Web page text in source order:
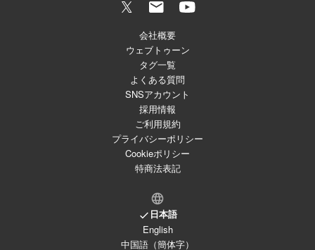
会社概要
ウェブトゥーン
タグ一覧
よくある質問
SNSアカウント
採用情報
ご利用規約
プライバシーポリシー
Cookieポリシー
特商法表記
日本語
English
中国語（簡体字）